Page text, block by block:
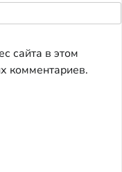
сайта в этом
комментариев.